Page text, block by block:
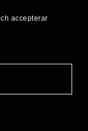
accepterar